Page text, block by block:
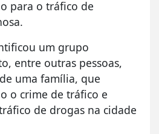
para o tráfico de
um grupo
entre outras pessoas,
uma família, que
o crime de tráfico e
de drogas na cidade